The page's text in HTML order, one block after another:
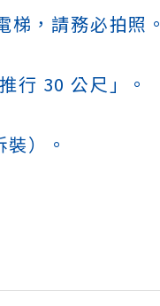
，請務必拍照。
行 30 公尺」。
）。